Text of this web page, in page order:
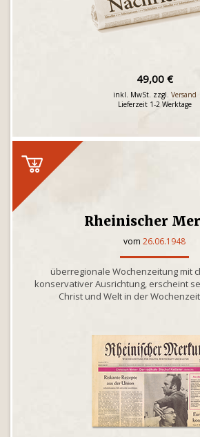
49,00 €
inkl. MwSt. zzgl. Versand
Lieferzeit 1-2 Werktage
Rheinischer
vom 26.06.1948
überregionale Wochenzeitung mit
konservativer Ausrichtung, erscheint
Christ und Welt in der